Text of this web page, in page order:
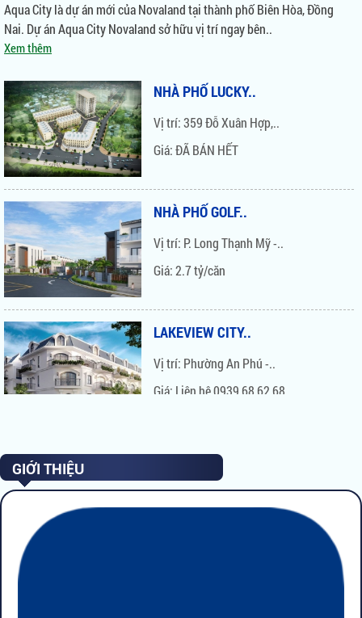
GOLDEN MANSION
ORCHARD PARKVIEW
Aqua City là dự án mới của Novaland tại thành phố Biên Hòa, Đồng
Nai. Dự án Aqua City Novaland sở hữu vị trí ngay bên..
Xem thêm
NHÀ PHỐ LUCKY..
Vị trí: 359 Đỗ Xuân Hợp,..
Giá: ĐÃ BÁN HẾT
NHÀ PHỐ GOLF..
Vị trí: P. Long Thạnh Mỹ -..
Giá: 2.7 tỷ/căn
LAKEVIEW CITY..
Vị trí: Phường An Phú -..
Giá: Liên hệ 0939 68 62 68
GIỚI THIỆU